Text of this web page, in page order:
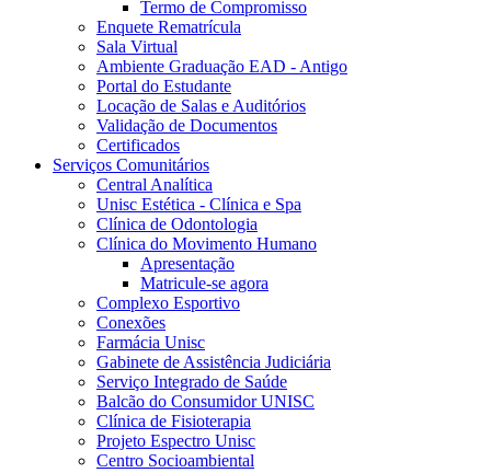
Termo de Compromisso
Enquete Rematrícula
Sala Virtual
Ambiente Graduação EAD - Antigo
Portal do Estudante
Locação de Salas e Auditórios
Validação de Documentos
Certificados
Serviços Comunitários
Central Analítica
Unisc Estética - Clínica e Spa
Clínica de Odontologia
Clínica do Movimento Humano
Apresentação
Matricule-se agora
Complexo Esportivo
Conexões
Farmácia Unisc
Gabinete de Assistência Judiciária
Serviço Integrado de Saúde
Balcão do Consumidor UNISC
Clínica de Fisioterapia
Projeto Espectro Unisc
Centro Socioambiental